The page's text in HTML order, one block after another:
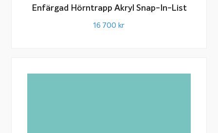
Enfärgad Hörntrapp Akryl Snap-In-List
16 700 kr